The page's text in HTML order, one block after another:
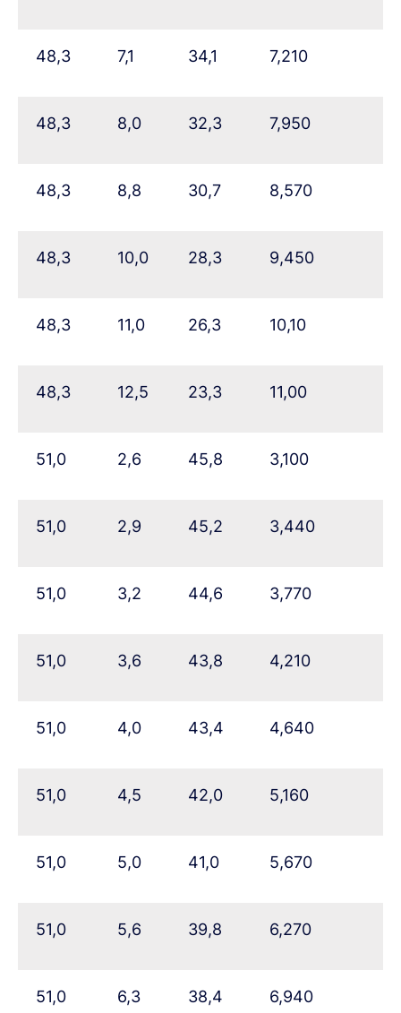
48,3 7,1 34,1 7,210
48,3 8,0 32,3 7,950
48,3 8,8 30,7 8,570
48,3 10,0 28,3 9,450
48,3 11,0 26,3 10,10
48,3 12,5 23,3 11,00
51,0 2,6 45,8 3,100
51,0 2,9 45,2 3,440
51,0 3,2 44,6 3,770
51,0 3,6 43,8 4,210
51,0 4,0 43,4 4,640
51,0 4,5 42,0 5,160
51,0 5,0 41,0 5,670
51,0 5,6 39,8 6,270
51,0 6,3 38,4 6,940